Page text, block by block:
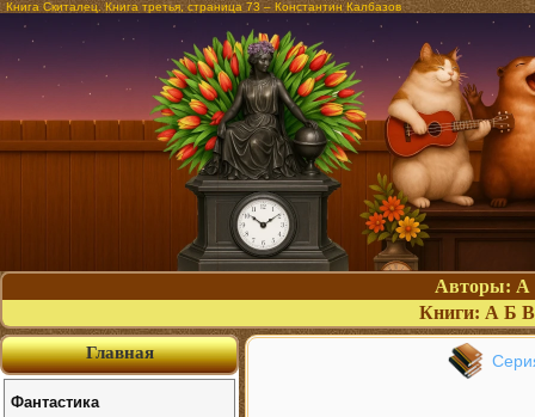
Книга Скиталец. Книга третья, страница 73 – Константин Калбазов
Авторы: А
Книги: А Б В
Главная
Фантастика